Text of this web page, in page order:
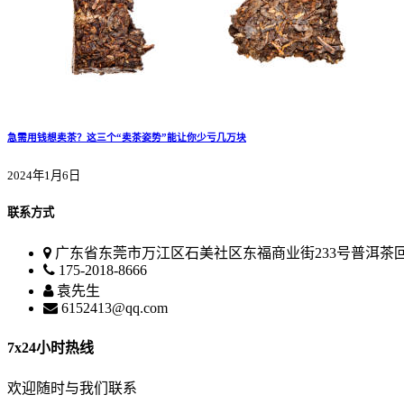
急需用钱想卖茶？这三个“卖茶姿势”能让你少亏几万块
2024年1月6日
联系方式
广东省东莞市万江区石美社区东福商业街233号普洱茶
175-2018-8666
袁先生
6152413@qq.com
7x24小时热线
欢迎随时与我们联系